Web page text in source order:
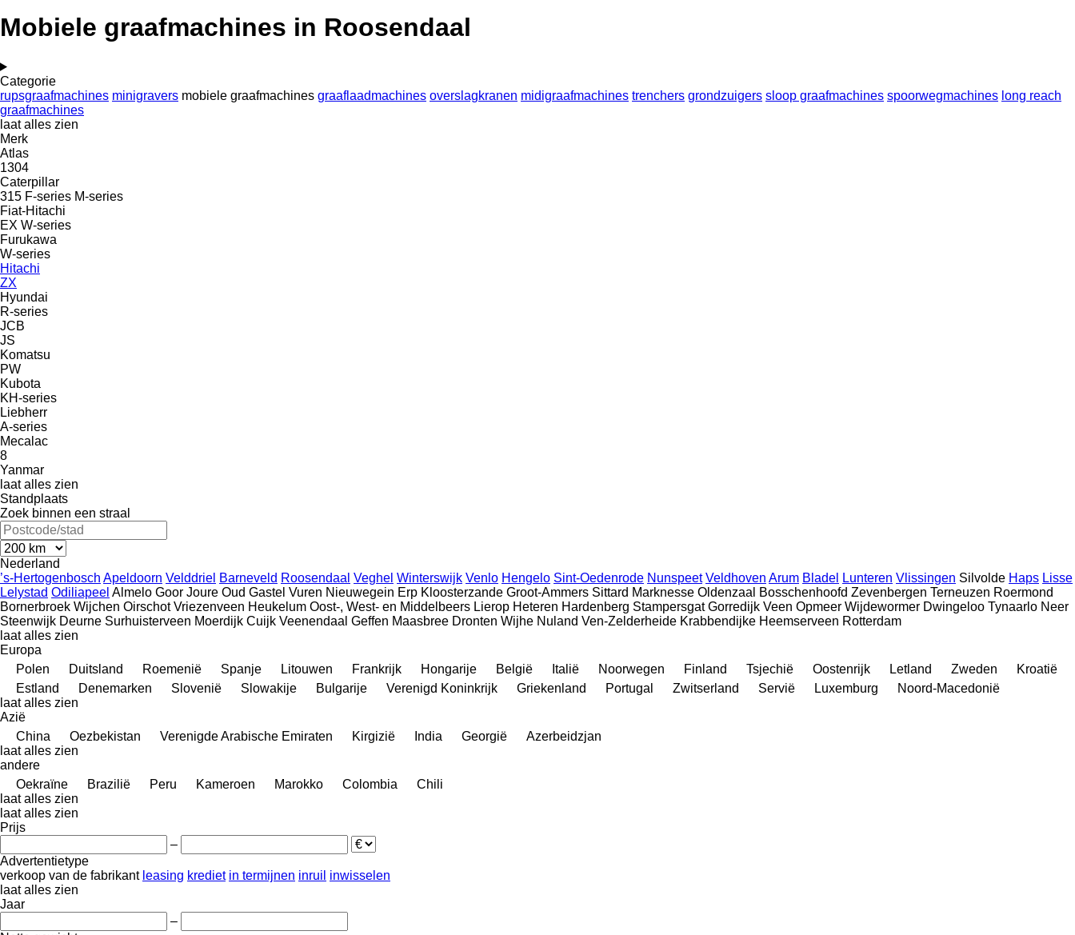
Mobiele graafmachines in Roosendaal
Categorie
rupsgraafmachines minigravers mobiele graafmachines graaflaadmachines overslagkranen midigraafmachines trenchers grondzuigers sloop graafmachines spoorwegmachines long reach
graafmachines
laat alles zien
Merk
Atlas
1304
Caterpillar
315 F-series M-series
Fiat-Hitachi
EX W-series
Furukawa
W-series
Hitachi
ZX
Hyundai
R-series
JCB
JS
Komatsu
PW
Kubota
KH-series
Liebherr
A-series
Mecalac
8
Yanmar
laat alles zien
Standplaats
Zoek binnen een straal
Nederland
’s-Hertogenbosch Apeldoorn Velddriel Barneveld Roosendaal Veghel Winterswijk Venlo Hengelo Sint-Oedenrode Nunspeet Veldhoven Arum Bladel Lunteren Vlissingen Silvolde Haps Lisse
Lelystad Odiliapeel Almelo Goor Joure Oud Gastel Vuren Nieuwegein Erp Kloosterzande Groot-Ammers Sittard Marknesse Oldenzaal Bosschenhoofd Zevenbergen Terneuzen Roermond
Bornerbroek Wijchen Oirschot Vriezenveen Heukelum Oost-, West- en Middelbeers Lierop Heteren Hardenberg Stampersgat Gorredijk Veen Opmeer Wijdewormer Dwingeloo Tynaarlo Neer
Steenwijk Deurne Surhuisterveen Moerdijk Cuijk Veenendaal Geffen Maasbree Dronten Wijhe Nuland Ven-Zelderheide Krabbendijke Heemserveen Rotterdam
laat alles zien
Europa
Polen
Duitsland Roemenië Spanje Litouwen Frankrijk Hongarije België Italië Noorwegen Finland Tsjechië Oostenrijk Letland Zweden
Kroatië
Estland
Denemarken Slovenië Slowakije Bulgarije Verenigd Koninkrijk Griekenland Portugal Zwitserland Servië Luxemburg
Noord-Macedonië
laat alles zien
Azië
China
Oezbekistan Verenigde Arabische Emiraten Kirgizië India Georgië
Azerbeidzjan
laat alles zien
andere
Oekraïne
Brazilië Peru Kameroen Marokko Colombia
Chili
laat alles zien
laat alles zien
Prijs
–
Advertentietype
verkoop van de fabrikant leasing krediet in termijnen inruil inwisselen
laat alles zien
Jaar
–